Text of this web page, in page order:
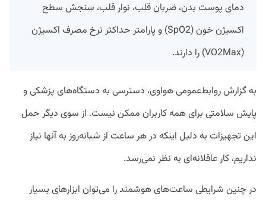
دمای پوست بدن، ضربان قلب، نوار قلب، سنجش سطح
اکسیژن خون (SpO2) و پارامتر حداکثر نرخ مصرف اکسیژن
(VO2Max) را دارند.
به گزارش روابط‌عمومی هواوی، دسترسی به دستگاه‌های پزشکی و
پایش سلامتی برای همه کاربران ممکن نیست. از سوی دیگر حمل
این تجهیزات به دلیل اینکه در هر ساعت از شبانه‌روز به آنها نیاز
نداریم، کار عاقلانه‌‎ای به نظر نمی‌‌رسد.
در چنین شرایطی ساعت‌‎های هوشمند را می‌توان ابزارهای بسیار